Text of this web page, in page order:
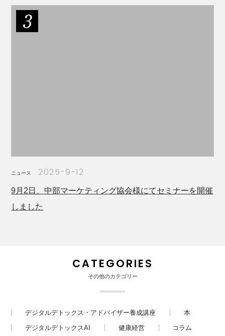
ニュース 2025-9-12
9月2日、中部マーケティング協会様にてセミナーを開催
しました
CATEGORIES
その他のカテゴリー
デジタルデトックス・アドバイザー養成講座
本
デジタルデトックスAI
健康経営
コラム